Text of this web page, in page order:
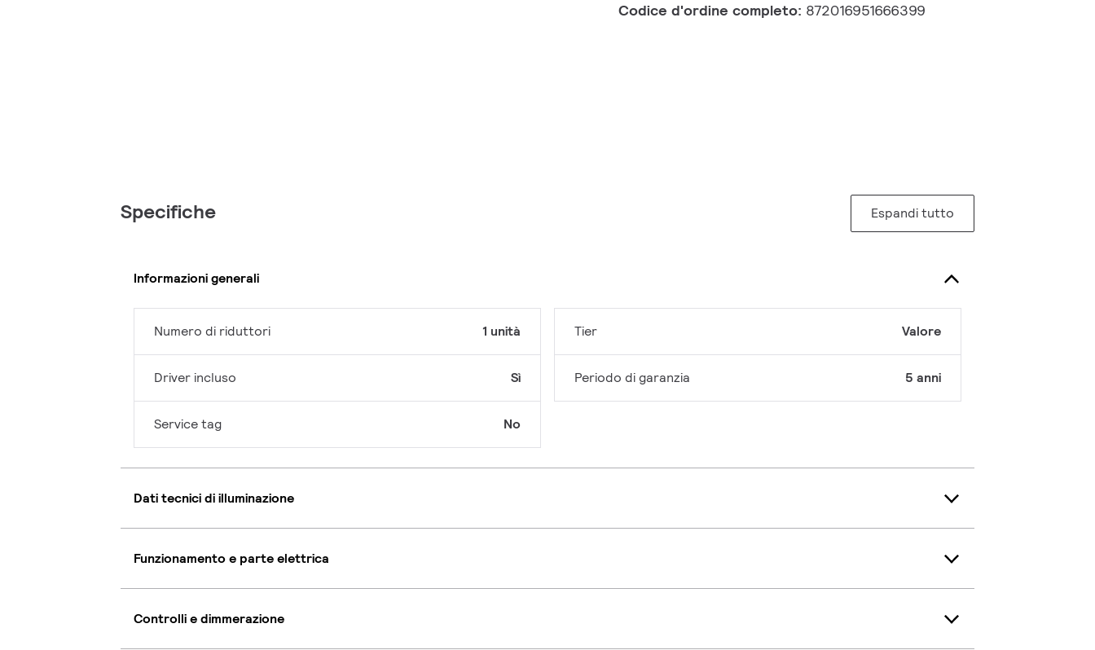
Codice d'ordine completo: 872016951666399
Specifiche Espandi tutto
Informazioni generali
Numero di riduttori 1 unità
Driver incluso Sì
Service tag No
Tier Valore
Periodo di garanzia 5 anni
Dati tecnici di illuminazione
Funzionamento e parte elettrica
Controlli e dimmerazione